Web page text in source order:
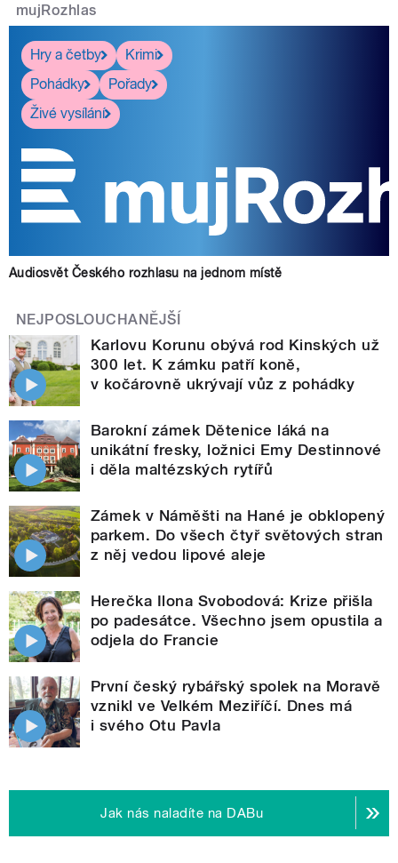
mujRozhlas
Hry a četby
Krimi
Pohádky
Pořady
Živé vysílání
Audiosvět Českého rozhlasu na jednom místě
NEJPOSLOUCHANĚJŠÍ
Karlovu Korunu obývá rod Kinských už
300 let. K zámku patří koně,
v kočárovně ukrývají vůz z pohádky
Barokní zámek Dětenice láká na
unikátní fresky, ložnici Emy Destinnové
i děla maltézských rytířů
Zámek v Náměšti na Hané je obklopený
parkem. Do všech čtyř světových stran
z něj vedou lipové aleje
Herečka Ilona Svobodová: Krize přišla
po padesátce. Všechno jsem opustila a
odjela do Francie
První český rybářský spolek na Moravě
vznikl ve Velkém Meziříčí. Dnes má
i svého Otu Pavla
Jak nás naladíte na DABu